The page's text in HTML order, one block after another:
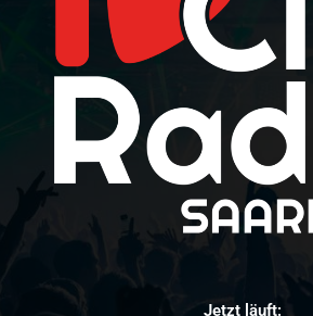
Jetzt läuft: